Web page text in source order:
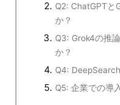
Q2: ChatGPTと
か？
Q3: Grok4の推
か？
Q4:
Q5: 企業での導